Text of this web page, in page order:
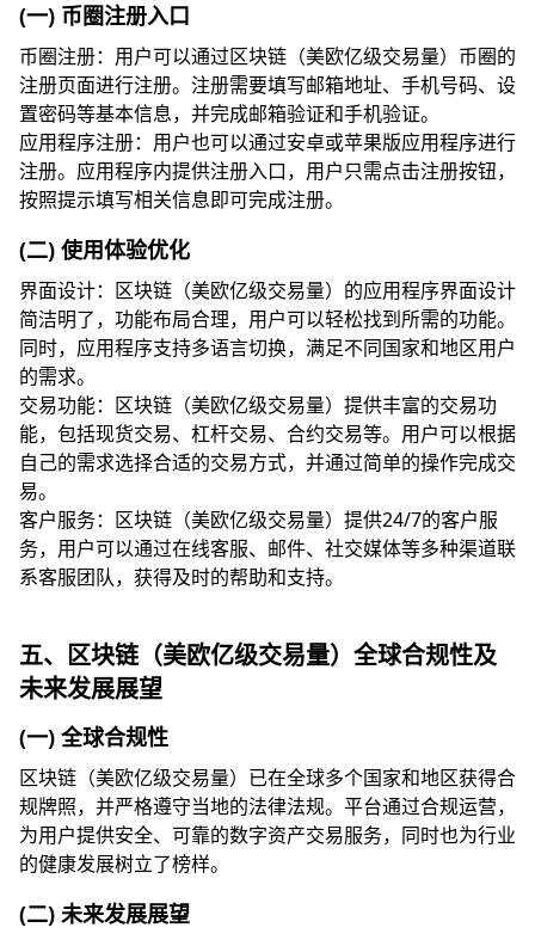
(一) 币圈注册入口
币圈注册：用户可以通过区块链（美欧亿级交易量）币圈的
注册页面进行注册。注册需要填写邮箱地址、手机号码、设
置密码等基本信息，并完成邮箱验证和手机验证。
应用程序注册：用户也可以通过安卓或苹果版应用程序进行
注册。应用程序内提供注册入口，用户只需点击注册按钮，
按照提示填写相关信息即可完成注册。
(二) 使用体验优化
界面设计：区块链（美欧亿级交易量）的应用程序界面设计
简洁明了，功能布局合理，用户可以轻松找到所需的功能。
同时，应用程序支持多语言切换，满足不同国家和地区用户
的需求。
交易功能：区块链（美欧亿级交易量）提供丰富的交易功
能，包括现货交易、杠杆交易、合约交易等。用户可以根据
自己的需求选择合适的交易方式，并通过简单的操作完成交
易。
客户服务：区块链（美欧亿级交易量）提供24/7的客户服
务，用户可以通过在线客服、邮件、社交媒体等多种渠道联
系客服团队，获得及时的帮助和支持。
五、区块链（美欧亿级交易量）全球合规性及
未来发展展望
(一) 全球合规性
区块链（美欧亿级交易量）已在全球多个国家和地区获得合
规牌照，并严格遵守当地的法律法规。平台通过合规运营，
为用户提供安全、可靠的数字资产交易服务，同时也为行业
的健康发展树立了榜样。
(二) 未来发展展望